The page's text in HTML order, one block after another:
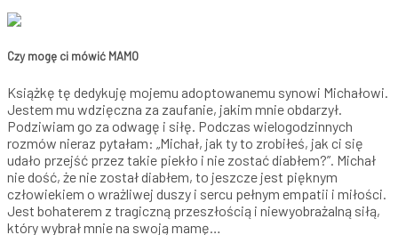
Czy mogę ci mówić MAMO
Książkę tę dedykuję mojemu adoptowanemu synowi Michałowi.
Jestem mu wdzięczna za zaufanie, jakim mnie obdarzył.
Podziwiam go za odwagę i siłę. Podczas wielogodzinnych
rozmów nieraz pytałam: „Michał, jak ty to zrobiłeś, jak ci się
udało przejść przez takie piekło i nie zostać diabłem?”. Michał
nie dość, że nie został diabłem, to jeszcze jest pięknym
człowiekiem o wrażliwej duszy i sercu pełnym empatii i miłości.
Jest bohaterem z tragiczną przeszłością i niewyobrażalną siłą,
który wybrał mnie na swoją mamę…